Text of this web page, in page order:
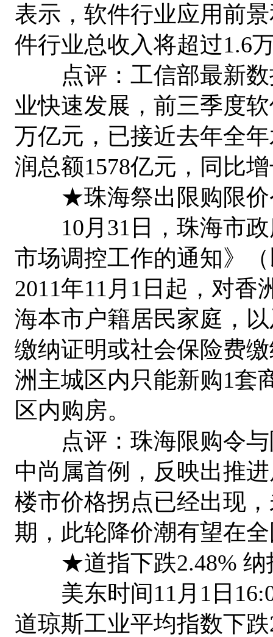
表示，软件行业应用前
件行业总收入将超过1.6
点评：工信部最新数
业快速发展，前三季度
万亿元，已接近去年全
润总额1578亿元，同比
★珠海祭出限购限价
10月31日，珠海市政
市场调控工作的通知》
2011年11月1日起，对
海本市户籍居民家庭，
缴纳证明或社会保险费
洲主城区内只能新购1套
区内购房。
点评：珠海限购令与
中尚属首例，反映出推
楼市价格拐点已经出现
期，此轮降价潮有望在
★道指下跌2.48% 纳
美东时间11月1日
道琼斯工业平均指数下